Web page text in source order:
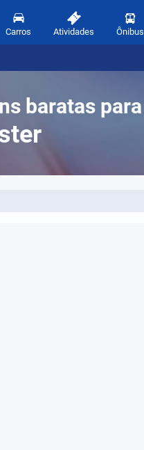
Carros Atividades Ônibus
baratas para